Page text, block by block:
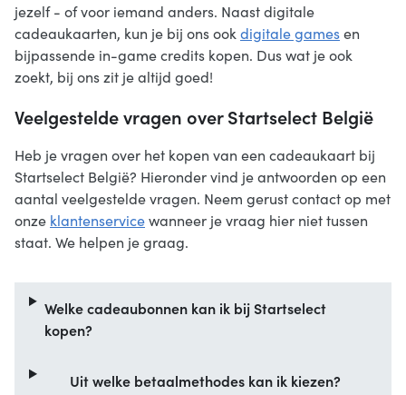
jezelf - of voor iemand anders. Naast digitale
cadeaukaarten, kun je bij ons ook digitale gamesen
bijpassende in-game credits kopen. Dus wat je ook
zoekt, bij ons zit je altijd goed!
Veelgestelde vragen over Startselect België
Heb je vragen over het kopen van een cadeaukaart bij
Startselect België? Hieronder vind je antwoorden op een
aantal veelgestelde vragen. Neem gerust contact op met
onze klantenservicewanneer je vraag hier niet tussen
staat. We helpen je graag.
Welke cadeaubonnen kan ik bij Startselect
kopen?
Uit welke betaalmethodes kan ik kiezen?